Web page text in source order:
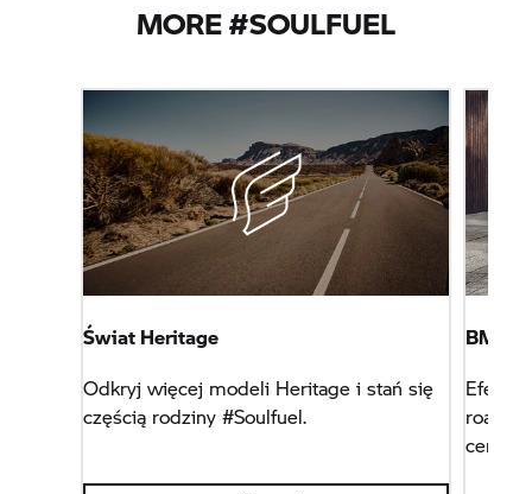
MORE #SOULFUEL
Świat Heritage
Odkryj więcej modeli Heritage i stań się
częścią rodziny #Soulfuel.
BMW
Efekt